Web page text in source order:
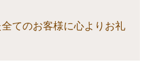
てのお客様に心よりお礼